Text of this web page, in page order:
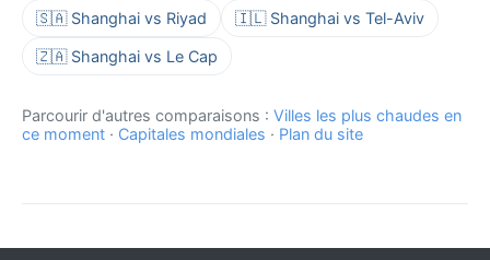
🇸🇦 Shanghai vs Riyad 🇮🇱 Shanghai vs Tel-Aviv
🇿🇦 Shanghai vs Le Cap
Parcourir d'autres comparaisons : Villes les plus chaudes en
ce moment · Capitales mondiales · Plan du site